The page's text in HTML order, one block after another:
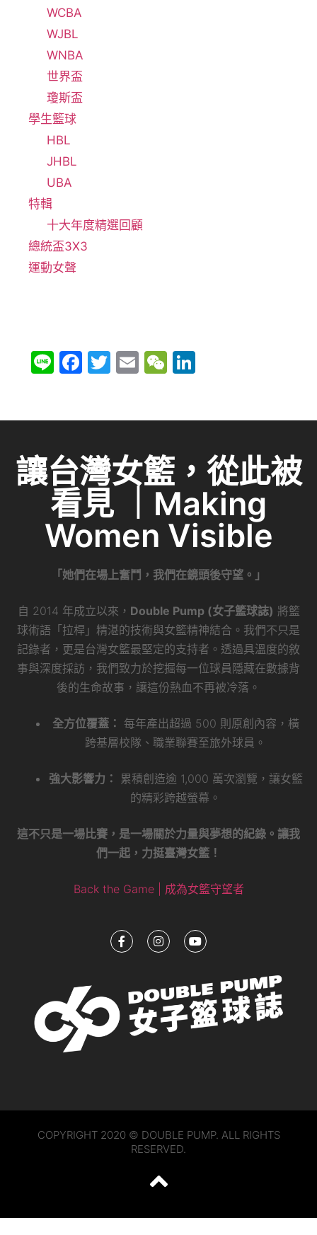
WCBA
WJBL
WNBA
世界盃
瓊斯盃
學生籃球
HBL
JHBL
UBA
特輯
十大年度精選回顧
總統盃3X3
運動女聲
Li F
b
o
o
k
T
E
W
at
dI
n
讓台灣女籃，從此被
看見 ｜Making
Women Visible
「她們在場上奮鬥，我們在鏡頭後守望。」
自 2014 年成立以來， Double Pump (女子籃球誌) 將籃
球術語「拉桿」精湛的技術與女籃精神結合。我們不只是
記錄者，更是台灣女籃最堅定的支持者。透過具溫度的敘
事與深度採訪，我們致力於挖掘每一位球員隱藏在數據背
後的生命故事，讓這份熱血不再被冷落。
全方位覆蓋： 每年產出超過 500 則原創內容，橫
跨基層校隊、職業聯賽至旅外球員。
強大影響力：
累積創造逾 1,000 萬次瀏覽，讓女籃
的精彩跨越螢幕。
這不只是一場比賽，是一場關於力量與夢想的紀錄。讓我
們一起，力挺臺灣女籃！
Back the Game | 成為女籃守望者
COPYRIGHT 2020 © DOUBLE PUMP. ALL RIGHTS
RESERVED.